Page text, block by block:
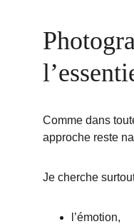
Comme dans
approche reste
Je cherche
l’émotion,